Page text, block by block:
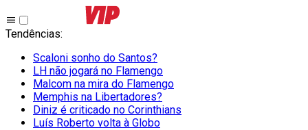
Tendências:
Scaloni sonho do Santos?
LH não jogará no Flamengo
Malcom na mira do Flamengo
Memphis na Libertadores?
Diniz é criticado no Corinthians
Luís Roberto volta à Globo